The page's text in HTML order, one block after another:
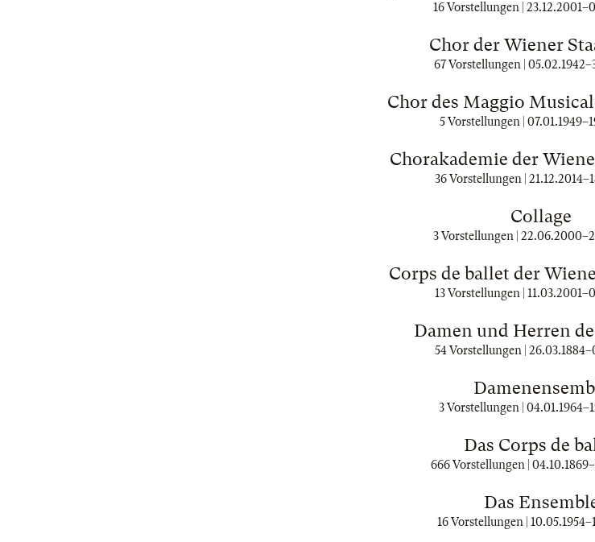
16 Vorstellungen | 23.12.2001–
Chor der Wiener
67 Vorstellungen | 05.02.1942–
Chor des Maggio
5 Vorstellungen | 07.01.1949–
Chorakademie der
36 Vorstellungen | 21.12.2014–
Collage
3 Vorstellungen | 22.06.2000–
Corps de ballet der
13 Vorstellungen | 11.03.2001–
Damen und Herren
54 Vorstellungen | 26.03.1884–
3 Vorstellungen | 04.01.1964–
Das Corps de
666 Vorstellungen | 04.10.1869–
Das
16 Vorstellungen | 10.05.1954–